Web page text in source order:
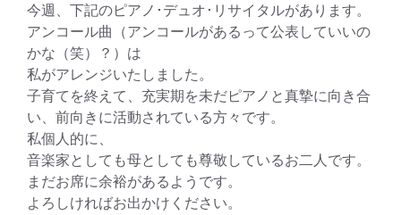
今週、下記のピアノ･デュオ･リサイタルがあります。
アンコール曲（アンコールがあるって公表していいの
かな（笑）？）は
私がアレンジいたしました。
子育てを終えて、充実期を未だピアノと真摯に向き合
い、前向きに活動されている方々です。
私個人的に、
音楽家としても母としても尊敬しているお二人です。
まだお席に余裕があるようです。
よろしければお出かけください。